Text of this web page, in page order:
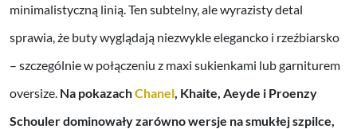
minimalistyczną linią. Ten subtelny, ale wyrazisty detal
sprawia, że buty wyglądają niezwykle elegancko i rzeźbiarsko
– szczególnie w połączeniu z maxi sukienkami lub garniturem
oversize. Na pokazachChanel, Khaite, Aeyde i Proenzy
Schouler dominowały zarówno wersje na smukłej szpilce,